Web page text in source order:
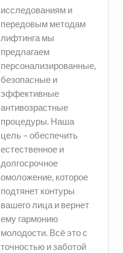
исследованиям и
передовым методам
лифтинга мы
предлагаем
персонализированные,
безопасные и
эффективные
антивозрастные
процедуры. Наша
цель – обеспечить
естественное и
долгосрочное
омоложение, которое
подтянет контуры
вашего лица и вернет
ему гармонию
молодости. Всё это с
точностью и заботой